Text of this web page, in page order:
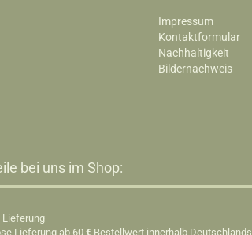
Impressum
Kontaktformular
Nachhaltigkeit
Bildernachweis
bei uns im Shop:​
Lieferung
Lieferung ab 60 € Bestellwert innerhalb Deutschlands